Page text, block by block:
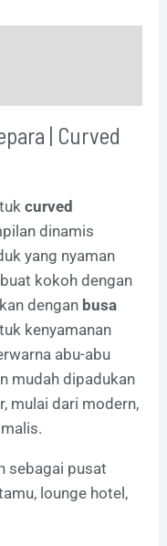
| Curved
curved
dinamis
yang nyaman
kokoh dengan
dengan busa
kenyamanan
abu-abu
mudah dipadukan
mulai dari modern,
sebagai pusat
lounge hotel,